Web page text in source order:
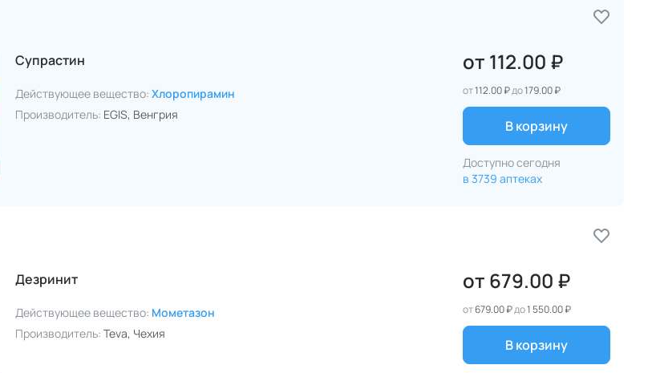
Супрастин
Действующее вещество: Хлоропирамин
Производитель: EGIS, Венгрия
от 112.00 ₽
от112.00 ₽до179.00 ₽
В корзину
Доступно сегодня
в 3739 аптеках
Дезринит
Действующее вещество: Мометазон
Производитель: Teva, Чехия
от 679.00 ₽
от679.00 ₽до1 550.00 ₽
В корзину